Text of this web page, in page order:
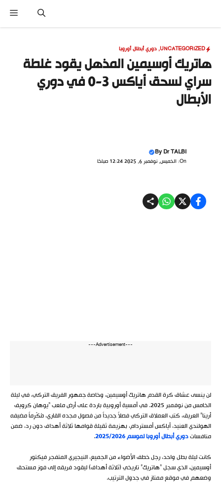
المحتوى
UNCATEGORIZED
, دوري أبطال أوروبا
هاتريك أوسيمين المذهل يقود غلطة
سراي لسحق أياكس 3-0 في دوري
الأبطال
ByDr TALBI
On: الخميس, نوفمبر 6, 2025 12:24 صباحًا
---Advertisement---
لن ينسى عشاق كرة القدم هاتريك أوسيمين، وخاصة جمهور الفريق التركي، في ليلة
الخامس من نوفمبر 2025. في أمسية أوروبية باردة على أرض ملعب “يوهان كرويف
أرينا” العريق، كتب العملاق التركي فصلاً جديداً من فصول مجده القاري، مُكْرِماً مضيفه
الهولندي العنيد، أياكس أمستردام، بهزيمة ثقيلة قوامها ثلاثة أهداف دون رد، ضمن
منافساتدوري أبطال أوروبا لموسم 2025/2026
.
كانت ليلة بطل واحد، رجل خطف الأضواء من الجميع، النيجيري المتفجر فيكتور
أوسيمين، الذي سجل “هاتريك” تاريخي (ثلاثة أهداف) ليقود فريقه إلى فوز مستحق
وضعهم في موقع ممتاز في جدول الترتيب.